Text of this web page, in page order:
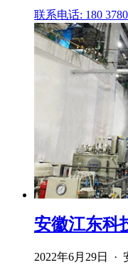
联系电话: 180
安徽江东科
2022年6月29日 ·